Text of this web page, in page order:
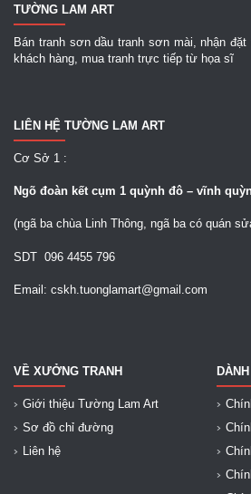
TƯỜNG LAM ART
Bán tranh sơn dầu tranh sơn mài, nhận
khách hàng, mua tranh trực tiếp từ họa sĩ
LIÊN HỆ TƯỜNG LAM ART
Cơ Sở 1 :
Ngõ đoàn kết cụm 1 quỳnh đô – vĩnh
(ngã ba chùa Linh Thông, ngã ba có quán
SDT 096 4455 796
Email: cskh.tuonglamart@gmail.com
VỀ XƯỞNG TRANH
Giới thiệu Tường Lam Art
Sơ đồ chỉ đường
Liên hệ